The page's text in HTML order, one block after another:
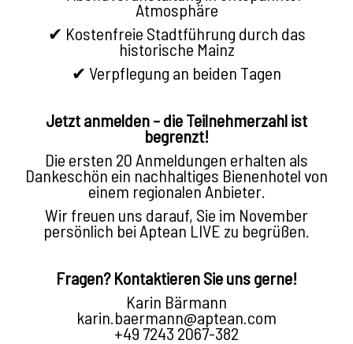
Atmosphäre
✔ Kostenfreie Stadtführung durch das
historische Mainz
✔ Verpflegung an beiden Tagen
Jetzt anmelden – die Teilnehmerzahl ist
begrenzt!
Die ersten 20 Anmeldungen erhalten als
Dankeschön ein nachhaltiges Bienenhotel von
einem regionalen Anbieter.
Wir freuen uns darauf, Sie im November
persönlich bei Aptean LIVE zu begrüßen.
Fragen? Kontaktieren Sie uns gerne!
Karin Bärmann
karin.baermann@aptean.com
+49 7243 2067-382